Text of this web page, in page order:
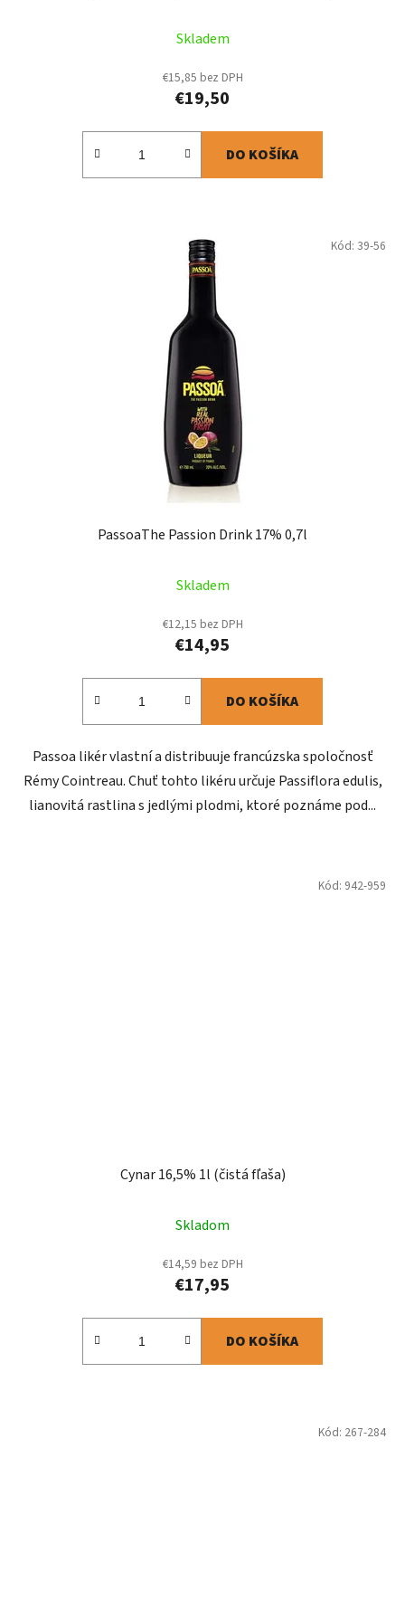
Skladem
€15,85 bez DPH
€19,50
DO KOŠÍKA
PassoaThe Passion Drink 17% 0,7l
Skladem
€12,15 bez DPH
€14,95
DO KOŠÍKA
Passoa likér vlastní a distribuuje francúzska spoločnosť
Rémy Cointreau. Chuť tohto likéru určuje Passiflora edulis,
lianovitá rastlina s jedlými plodmi, ktoré poznáme pod...
Kód: 39-56
Cynar 16,5% 1l (čistá fľaša)
Skladom
€14,59 bez DPH
€17,95
DO KOŠÍKA
Kód: 942-959
Kód: 267-284